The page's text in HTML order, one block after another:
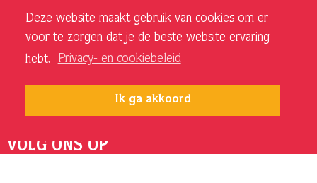
Deze website maakt gebruik van cookies om er
voor te zorgen dat je de beste website ervaring
hebt.
Privacy- en cookiebeleid
Ik ga akkoord
Over ons
Vacatures
Privacy- en cookiebeleid
Sponsoren en adverteerders
VOLG ONS OP